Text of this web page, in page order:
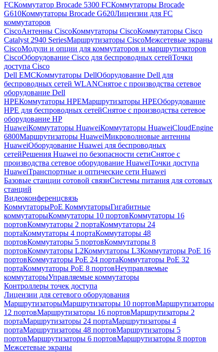
FCКоммутатор Brocade 5300 FCКоммутаторы Brocade
G610Коммутаторы Brocade G620Лицензии для FC
коммутаторов
CiscoАнтенны CiscoКоммутаторы CiscoКоммутаторы Cisco
Catalyst 2940 SeriesМаршрутизаторы CiscoМежсетевые экраны
CiscoМодули и опции для коммутаторов и маршрутизаторов
CiscoОборудование Cisco для беспроводных сетейТочки
доступа Cisco
Dell EMCКоммутаторы DellОборудование Dell для
беспроводных сетей WLANСнятое с производства сетевое
оборудование Dell
HPEКоммутаторы HPEМаршрутизаторы HPEОборудование
HPE для беспроводных сетейСнятое с производства сетевое
оборудование HP
HuaweiКоммутаторы HuaweiКоммутаторы HuaweiCloudEngine
6800Маршрутизаторы HuaweiМикроволновые антенны
HuaweiОборудование Huawei для беспроводных
сетейРешения Huawei по безопасности сетиСнятое с
производства сетевое оборудование HuaweiТочки доступа
HuaweiТранспортные и оптические сети Huawei
Базовые станции сотовой связиСистемы питания для сотовых
станций
Видеоконференцсвязь
КоммутаторыPoE КоммутаторыГигабитные
коммутаторыКоммутаторы 10 портовКоммутаторы 16
портовКоммутаторы 2 портаКоммутаторы 24
портаКоммутаторы 4 портаКоммутаторы 48
портовКоммутаторы 5 портовКоммутаторы 8
портовКоммутаторы L2Коммутаторы L3Коммутаторы PoE 16
портовКоммутаторы PoE 24 портаКоммутаторы PoE 32
портаКоммутаторы PoE 8 портовНеуправляемые
коммутаторыУправляемые коммутаторы
Контроллеры точек доступа
Лицензии для сетевого оборудования
МаршрутизаторыМаршрутизаторы 10 портовМаршрутизаторы
12 портовМаршрутизаторы 16 портовМаршрутизаторы 2
портаМаршрутизаторы 24 портаМаршрутизаторы 4
портаМаршрутизаторы 48 портовМаршрутизаторы 5
портовМаршрутизаторы 6 портовМаршрутизаторы 8 портов
Межсетевые экраны